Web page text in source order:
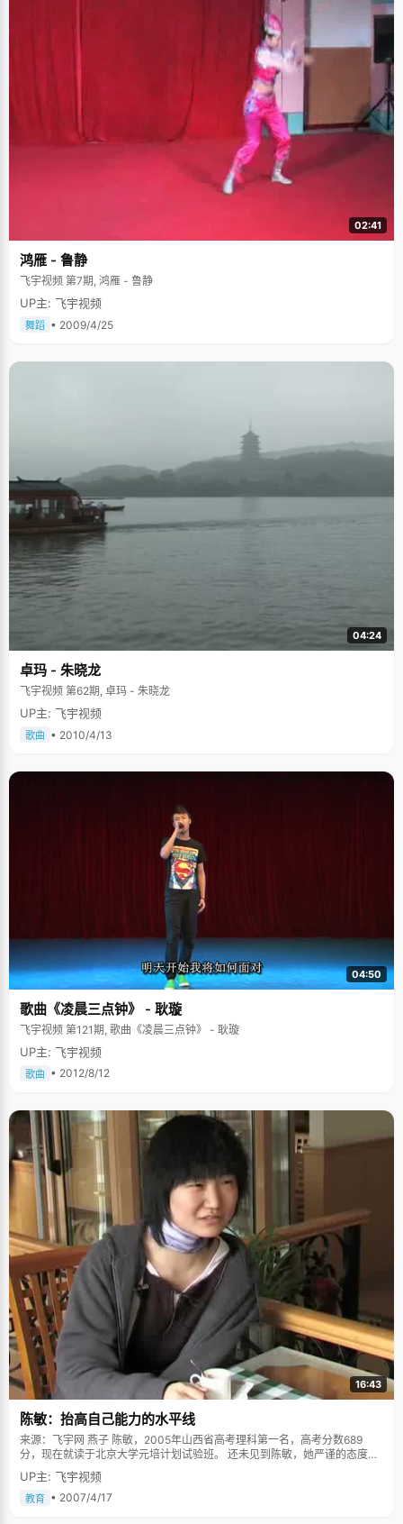
02:41
鸿雁 - 鲁静
飞宇视频 第7期, 鸿雁 - 鲁静
UP主: 飞宇视频
舞蹈 • 2009/4/25
04:24
卓玛 - 朱晓龙
飞宇视频 第62期, 卓玛 - 朱晓龙
UP主: 飞宇视频
歌曲 • 2010/4/13
04:50
歌曲《凌晨三点钟》 - 耿璇
飞宇视频 第121期, 歌曲《凌晨三点钟》 - 耿璇
UP主: 飞宇视频
歌曲 • 2012/8/12
16:43
陈敏：抬高自己能力的水平线
来源：飞宇网 燕子 陈敏，2005年山西省高考理科第一名，高考分数689
分，现在就读于北京大学元培计划试验班。 还未见到陈敏，她严谨的态度就
给我留下了深刻的印象，她通过网络将我们记者小杜的资料查了个清清楚
楚，确定了我们良好的采访动机之后，才欣然地接受了采访。在采访的过程
中，她一再的暗示我们，希望我们不要把状元的光环肆意夸大，实事求是的
UP主: 飞宇视频
教育 • 2007/4/17